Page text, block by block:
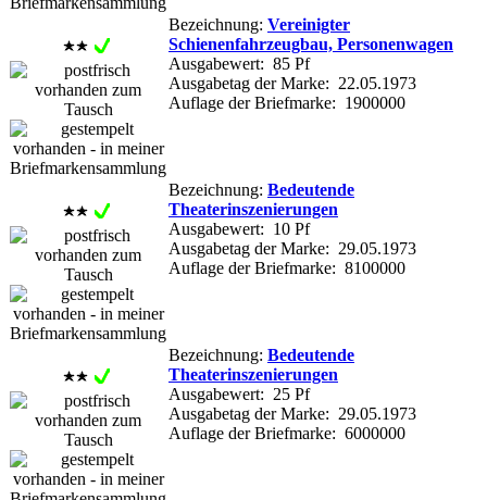
Bezeichnung: Vereinigter
Schienenfahrzeugbau, Personenwagen
Ausgabewert: 85 Pf
Ausgabetag der Marke: 22.05.1973
Auflage der Briefmarke: 1900000
Bezeichnung: Bedeutende
Theaterinszenierungen
Ausgabewert: 10 Pf
Ausgabetag der Marke: 29.05.1973
Auflage der Briefmarke: 8100000
Bezeichnung: Bedeutende
Theaterinszenierungen
Ausgabewert: 25 Pf
Ausgabetag der Marke: 29.05.1973
Auflage der Briefmarke: 6000000